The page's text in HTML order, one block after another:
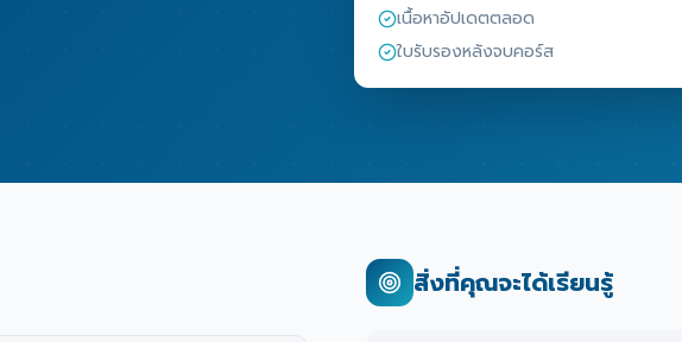
เนื้อหาอัปเดตตลอด
ใบรับรองหลังจบคอร์ส
สิ่งที่คุณจะได้เรียนรู้